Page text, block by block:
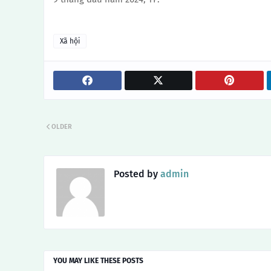
Xã hội
OLDER
Posted by admin
YOU MAY LIKE THESE POSTS